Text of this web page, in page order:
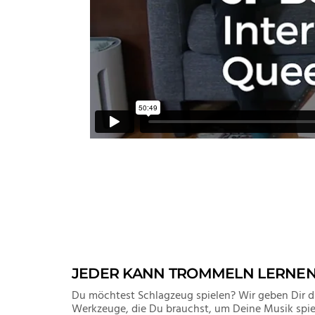
JEDER KANN TROMMELN
Du möchtest Schlagzeug spielen? Wir geben Dir
Werkzeuge, die Du brauchst, um Deine Musik